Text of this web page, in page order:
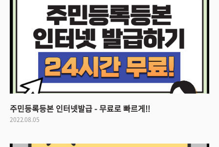
주민등록등본 인터넷발급 - 무료로 빠르게!!
2022.08.05